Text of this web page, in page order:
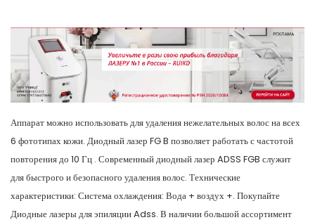
Аппарат можно использовать для удаления нежелательных волос на всех
6 фототипах кожи. Диодный лазер FG B позволяет работать с частотой
повторения до 10 Гц . Современный диодный лазер ADSS FGB служит
для быстрого и безопасного удаления волос. Технические
характеристики: Система охлаждения: Вода + воздух +. Покупайте
Диодные лазеры для эпиляции Adss. В наличии большой ассортимент